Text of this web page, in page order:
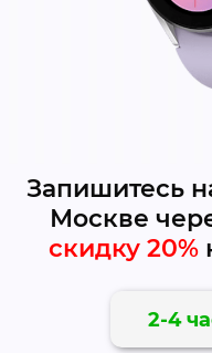
Запишитесь
Москве
скидку 20%
2-4